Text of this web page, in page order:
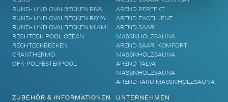
RUND- UND OVALBECKEN RIVA
RUND- UND OVALBECKEN ROYAL
RUND- UND OVALBECKEN MIAMI
RECHTECK POOL OZEAN
RECHTECKBECKEN
CRANTHERMO
GFK-POLYESTERPOOL
AREND PERFEKT
AREND EXCELLENT
AREND SAARI
MASSIVHOLZSAUNA
AREND SAARI KOMFORT
MASSIVHOLZSAUNA
AREND TALVA
MASSIVHOLZSAUNA
AREND TARU MASSIVHOLZSAUNA
ZUBEHÖR & INFORMATIONEN UNTERNEHMEN